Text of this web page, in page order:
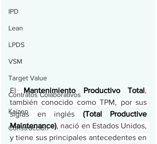
IPD
Lean
LPDS
VSM
Target Value
Contratos Colaborativos
Kaizen
Construcción
El Mantenimiento Productivo Total,
también conocido como TPM, por sus
siglas en inglés (Total Productive
Maintenance), nació en Estados Unidos,
y tiene sus principales antecedentes en